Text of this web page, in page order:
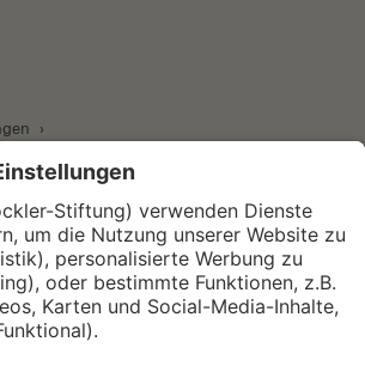
und Sozialwissenschaftliches Institut
für Makroökonomie und